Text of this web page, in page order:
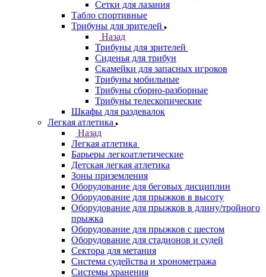
Сетки для лазания
Табло спортивные
Трибуны для зрителей
Назад
Трибуны для зрителей
Сиденья для трибун
Скамейки для запасных игроков
Трибуны мобильные
Трибуны сборно-разборные
Трибуны телескопические
Шкафы для раздевалок
Легкая атлетика
Назад
Легкая атлетика
Барьеры легкоатлетические
Детская легкая атлетика
Зоны приземления
Оборудование для беговых дисциплин
Оборудование для прыжков в высоту
Оборудование для прыжков в длину/тройного
прыжка
Оборудование для прыжков с шестом
Оборудование для стадионов и судей
Сектора для метания
Система судейства и хронометража
Системы хранения